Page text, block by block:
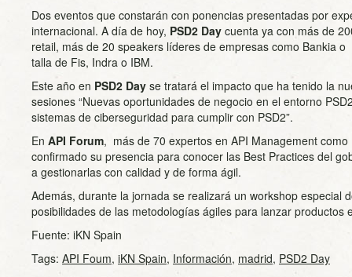
Dos eventos que constarán con ponencias presentadas por
internacional. A día de hoy, PSD2 Day cuenta ya con más de
retail, más de 20 speakers líderes de empresas como Bankia
talla de Fis, Indra o IBM.
Este año en PSD2 Day se tratará el impacto que ha tenido la
sesiones “Nuevas oportunidades de negocio en el entorno
sistemas de ciberseguridad para cumplir con PSD2”.
En API Forum, más de 70 expertos en API Management como
confirmado su presencia para conocer las Best Practices del
a gestionarlas con calidad y de forma ágil.
Además, durante la jornada se realizará un workshop especial
posibilidades de las metodologías ágiles para lanzar productos
Fuente: iKN Spain
Tags: API Foum, iKN Spain, Información, madrid, PSD2 Day